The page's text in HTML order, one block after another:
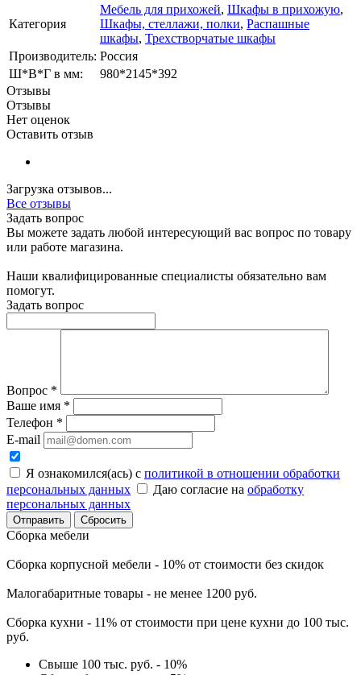
Категория
Мебель для прихожей, Шкафы в прихожую,
Шкафы, стеллажи, полки, Распашные
шкафы, Трехстворчатые шкафы
Производитель: Россия
Ш*В*Г в мм:
980*2145*392
Отзывы
Отзывы
Нет оценок
Оставить отзыв
Загрузка отзывов...
Все отзывы
Задать вопрос
Вы можете задать любой интересующий вас вопрос по товару
или работе магазина.
Наши квалифицированные специалисты обязательно вам
помогут.
Задать вопрос
Вопрос *
Ваше имя *
Телефон *
E-mail
Я ознакомился(ась) с политикой в отношении обработки
персональных данных
Даю согласие на обработку
персональных данных
Сбросить
Сборка мебели
Сборка корпусной мебели - 10% от стоимости без скидок
Малогабаритные товары - не менее 1200 руб.
Сборка кухни - 11% от стоимости при цене кухни до 100 тыс.
руб.
Свыше 100 тыс. руб. - 10%